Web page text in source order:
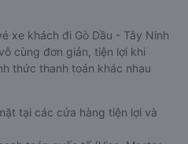
xe khách đi Gò Dầu - Tây Ninh
cùng đơn giản, tiện lợi khi
thức thanh toán khác nhau
tại các cửa hàng tiện lợi và